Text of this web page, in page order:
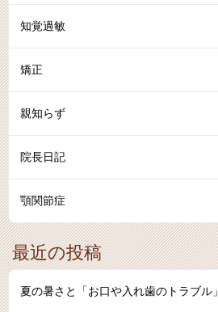
知覚過敏
矯正
親知らず
院長日記
顎関節症
最近の投稿
夏の暑さと「お口や入れ歯のトラブル」